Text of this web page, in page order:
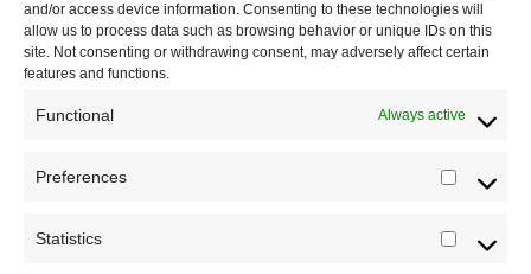
and/or access device information. Consenting to these technologies will
allow us to process data such as browsing behavior or unique IDs on this
site. Not consenting or withdrawing consent, may adversely affect certain
features and functions.
Functional Always active
Preferences
Statistics
Saradnja